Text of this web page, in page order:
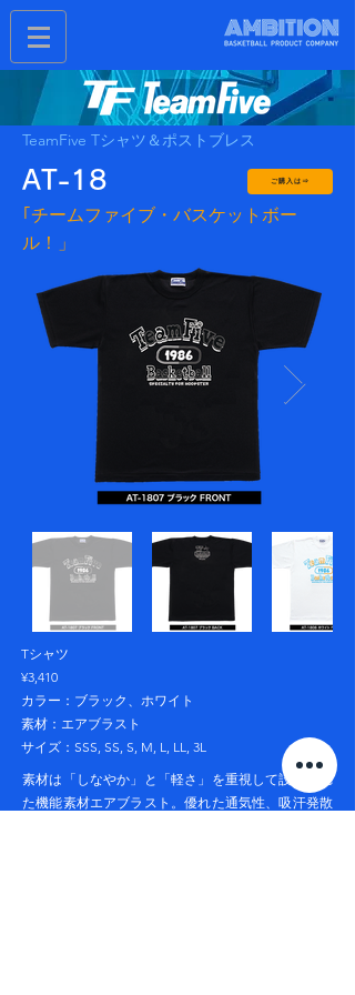
TeamFive Tシャツ＆ポストブレス
AT-18 ご購入は⇒
｢チームファイブ・バスケットボー
ル！」
Tシャツ
¥3,410
カラー：ブラック、ホワイト
素材：エアブラスト
サイズ：SSS, SS, S, M, L, LL, 3L
素材は「しなやか」と「軽さ」を重視して設計され
た機能素材エアブラスト。優れた通気性、吸汗発散